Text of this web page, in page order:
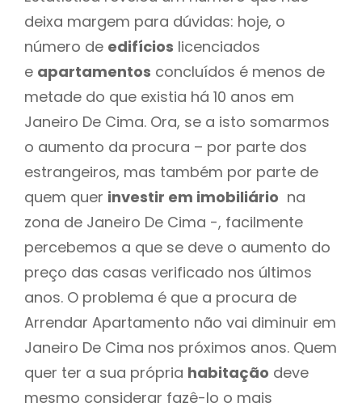
deixa margem para dúvidas: hoje, o
número de edifícios licenciados
e apartamentos concluídos é menos de
metade do que existia há 10 anos em
Janeiro De Cima. Ora, se a isto somarmos
o aumento da procura – por parte dos
estrangeiros, mas também por parte de
quem quer investir em imobiliário na
zona de Janeiro De Cima -, facilmente
percebemos a que se deve o aumento do
preço das casas verificado nos últimos
anos. O problema é que a procura de
Arrendar Apartamento não vai diminuir em
Janeiro De Cima nos próximos anos. Quem
quer ter a sua própria habitação deve
mesmo considerar fazê-lo o mais